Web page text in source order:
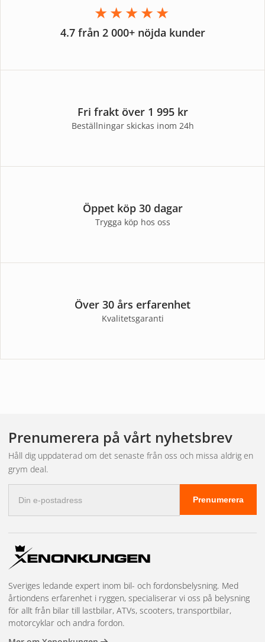
★★★★★
4.7 från 2 000+ nöjda kunder
Fri frakt över 1 995 kr
Beställningar skickas inom 24h
Öppet köp 30 dagar
Trygga köp hos oss
Över 30 års erfarenhet
Kvalitetsgaranti
Prenumerera på vårt nyhetsbrev
Håll dig uppdaterad om det senaste från oss och missa aldrig en
grym deal.
postadress
Prenumerera
Sveriges ledande expert inom bil- och fordonsbelysning. Med
årtiondens erfarenhet i ryggen, specialiserar vi oss på belysning
för allt från bilar till lastbilar, ATVs, scooters, transportbilar,
motorcyklar och andra fordon.